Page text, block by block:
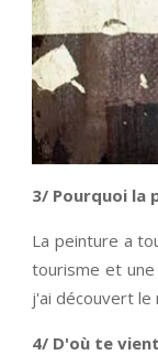
3/ Pourquoi la
La peinture a
tourisme et une
j'ai découvert le
4/ D'où te